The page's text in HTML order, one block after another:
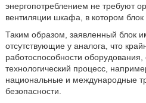
энергопотреблением не требуют
вентиляции шкафа, в котором блок
Таким образом, заявленный блок
отсутствующие у аналога, что
работоспособности
технологический процесс,
национальные и международные
безопасности.